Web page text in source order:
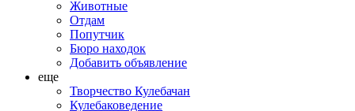
Животные
Отдам
Попутчик
Бюро находок
Добавить объявление
еще
Творчество Кулебачан
Кулебаковедение